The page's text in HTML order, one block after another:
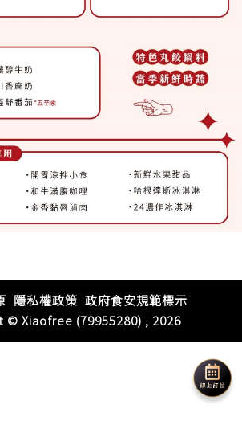
隱私權政策 政府食安規範標示
© Xiaofree (79955280) , 2026